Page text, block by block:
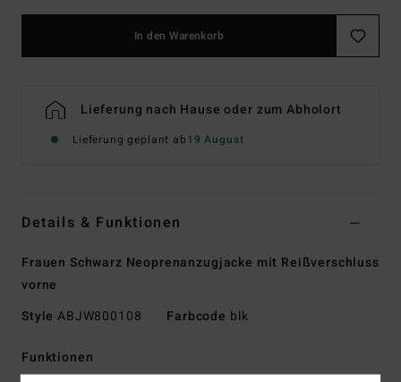
In den Warenkorb
Lieferung nach Hause oder zum Abholort
Lieferung geplant ab19 August
Details & Funktionen
Frauen Schwarz Neoprenanzugjacke mit Reißverschluss
vorne
Style ABJW800108 Farbcode blk
Funktionen